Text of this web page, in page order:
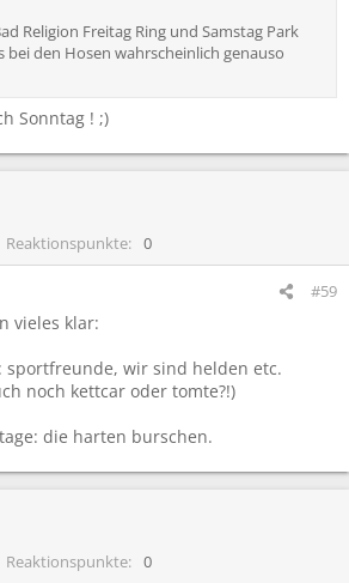
Religion Freitag Ring und Samstag Park
bei den Hosen wahrscheinlich genauso
Sonntag ! ;)
Reaktionspunkte 0
#59
vieles klar:
sportfreunde, wir sind helden etc.
noch kettcar oder tomte?!)
die harten burschen.
Reaktionspunkte 0